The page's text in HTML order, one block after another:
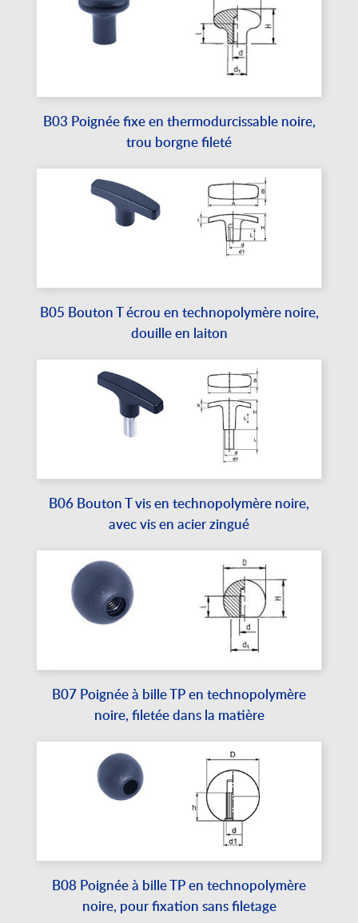
B03 Poignée fixe en thermodurcissable noire,
trou borgne fileté
B05 Bouton T écrou en technopolymère noire,
douille en laiton
B06 Bouton T vis en technopolymère noire,
avec vis en acier zingué
B07 Poignée à bille TP en technopolymère
noire, filetée dans la matière
B08 Poignée à bille TP en technopolymère
noire, pour fixation sans filetage